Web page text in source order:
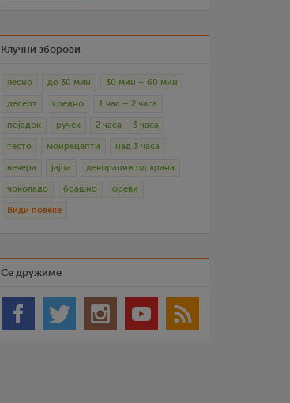
Клучни зборови
лесно до 30 мин 30 мин – 60 мин
десерт средно 1 час – 2 часа
појадок ручек 2 часа – 3 часа
тесто моирецепти над 3 часа
вечера јајца декорации од храна
чоколадо брашно ореви
Види повеќе
Се дружиме